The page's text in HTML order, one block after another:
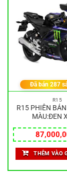
R15
R15 PHIÊN
MÀU:ĐEN
Đã bán287
THÊM VÀO